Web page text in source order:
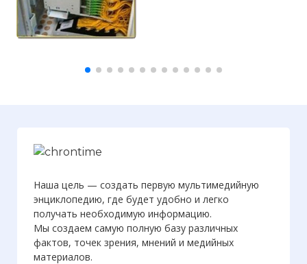
Наша цель — создать первую мультимедийную
энциклопедию, где будет удобно и легко
получать необходимую информацию.
Мы создаем самую полную базу различных
фактов, точек зрения, мнений и медийных
материалов.